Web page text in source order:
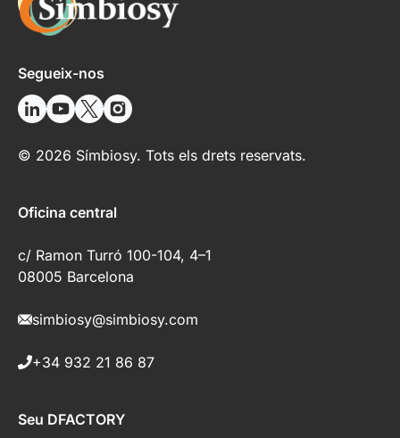
Segueix-nos
© 2026 Símbiosy. Tots els drets reservats.
Oficina central
c/ Ramon Turró 100-104, 4–1
08005 Barcelona
simbiosy@simbiosy.com
+34 932 21 86 87
Seu DFACTORY